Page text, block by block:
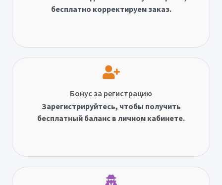
бесплатно корректируем заказ.
Бонус за регистрацию
Зарегистрируйтесь, чтобы получить
бесплатный баланс в личном кабинете.